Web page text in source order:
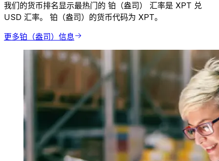
我们的货币排名显示最热门的 铂（盎司） 汇率是 XPT 兑
USD 汇率。 铂（盎司）的货币代码为 XPT。
更多铂（盎司）信息